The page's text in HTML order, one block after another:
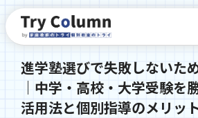
進学塾選びで失敗しないた
｜中学・高校・大学受験を
活用法と個別指導のメリッ